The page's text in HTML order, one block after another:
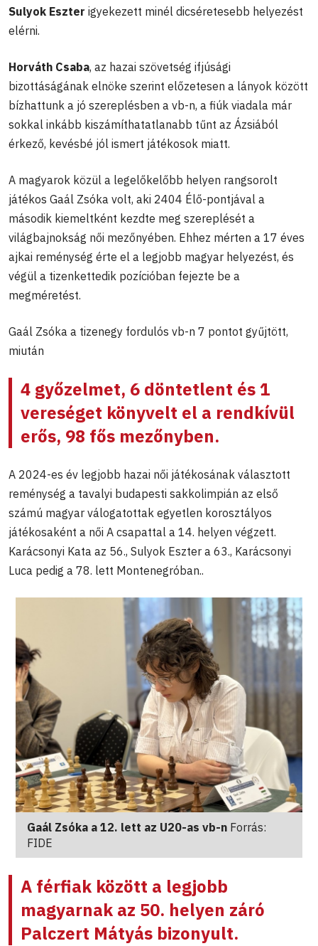
Sulyok Eszter igyekezett minél dicséretesebb helyezést
elérni.
Horváth Csaba, az hazai szövetség ifjúsági
bizottáságának elnöke szerint előzetesen a lányok között
bízhattunk a jó szereplésben a vb-n, a fiúk viadala már
sokkal inkább kiszámíthatatlanabb tűnt az Ázsiából
érkező, kevésbé jól ismert játékosok miatt.
A magyarok közül a legelőkelőbb helyen rangsorolt
játékos Gaál Zsóka volt, aki 2404 Élő-pontjával a
második kiemeltként kezdte meg szereplését a
világbajnokság női mezőnyében. Ehhez mérten a 17 éves
ajkai reménység érte el a legjobb magyar helyezést, és
végül a tizenkettedik pozícióban fejezte be a
megméretést.
Gaál Zsóka a tizenegy fordulós vb-n 7 pontot gyűjtött,
miután
4 győzelmet, 6 döntetlent és 1
vereséget könyvelt el a rendkívül
erős, 98 fős mezőnyben.
A 2024-es év legjobb hazai női játékosának választott
reménység a tavalyi budapesti sakkolimpián az első
számú magyar válogatottak egyetlen korosztályos
játékosaként a női A csapattal a 14. helyen végzett.
Karácsonyi Kata az 56., Sulyok Eszter a 63., Karácsonyi
Luca pedig a 78. lett Montenegróban..
Gaál Zsóka a 12. lett az U20-as vb-n Forrás:
FIDE
A férfiak között a legjobb
magyarnak az 50. helyen záró
Palczert Mátyás bizonyult.